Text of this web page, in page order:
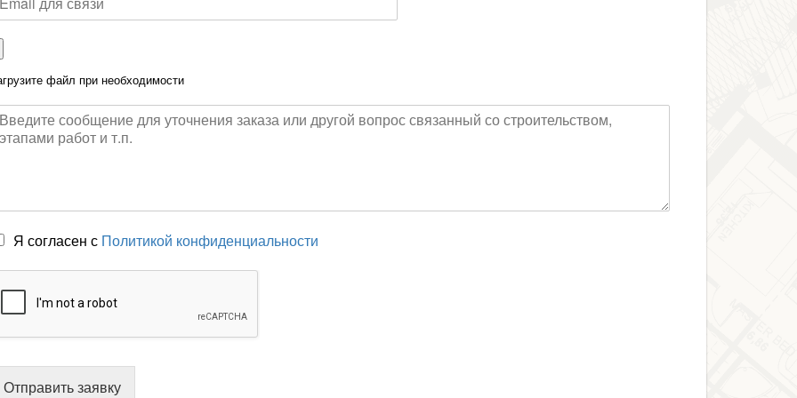
файл при необходимости
Я согласен с Политикой конфиденциальности
Отправить заявку